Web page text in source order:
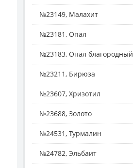
№23149, Малахит
№23181, Опал
№23183, Опал благородный
№23211, Бирюза
№23607, Хризотил
№23688, Золото
№24531, Турмалин
№24782, Эльбаит